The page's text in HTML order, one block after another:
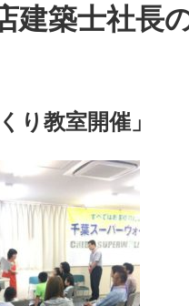
建築士社長
り教室開催」